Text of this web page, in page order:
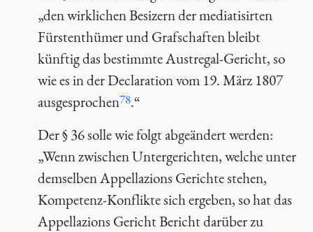
„den wirklichen Besizern der mediatisirten
Fürstenthümer und Grafschaften bleibt
künftig das bestimmte Austregal-Gericht, so
wie es in der Declaration vom 19. März 1807
ausgesprochen78.“
Der § 36 solle wie folgt abgeändert werden:
„Wenn zwischen Untergerichten, welche unter
demselben Appellazions Gerichte stehen,
Kompetenz-Konflikte sich ergeben, so hat das
Appellazions Gericht Bericht darüber zu